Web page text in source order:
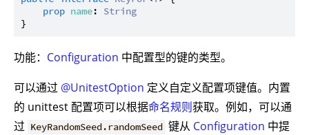
prop name: String
功能： Configuration 中配置型的键的类型。
可以通过 @UnitestOption 定义自定义配置项键值。内置
的 unittest 配置项可以根据命名规则获取。例如，可以通
过 KeyRandomSeed.randomSeed 键从 Configuration 中提